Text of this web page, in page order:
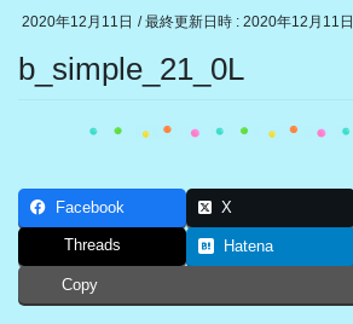
2020年12月11日 / 最終更新日時 : 2020年12月11日
b_simple_21_0L
Facebook X
Threads Hatena
Copy